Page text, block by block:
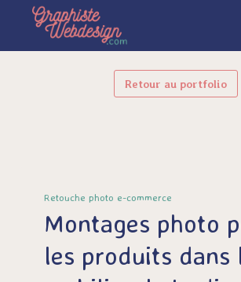
contenu
Retour au portfolio
Retouche photo e-commerce
Montages photo
les produits dans